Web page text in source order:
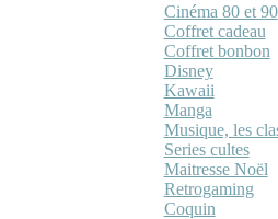
Cinéma 80 et 90
Coffret cadeau
Coffret bonbon
Disney
Kawaii
Manga
Musique, les
Series cultes
Maitresse Noël
Retrogaming
Coquin